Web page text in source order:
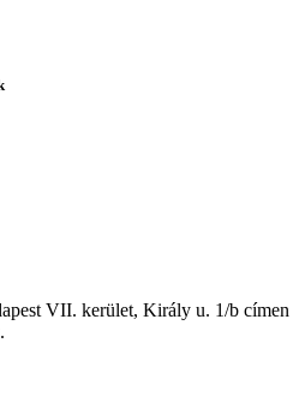
VII. kerület, Király u. 1/b címen